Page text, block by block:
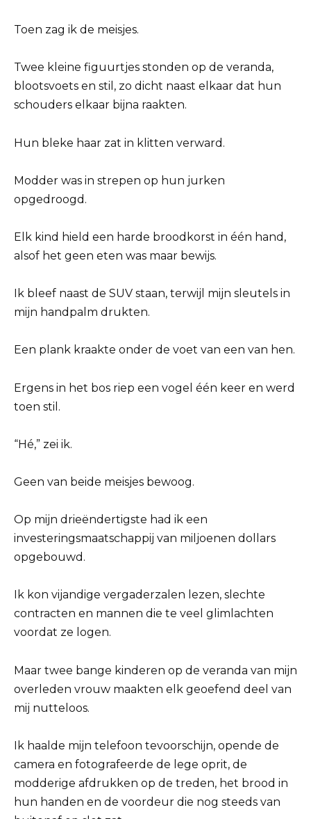
Toen zag ik de meisjes.
Twee kleine figuurtjes stonden op de veranda,
blootsvoets en stil, zo dicht naast elkaar dat hun
schouders elkaar bijna raakten.
Hun bleke haar zat in klitten verward.
Modder was in strepen op hun jurken
opgedroogd.
Elk kind hield een harde broodkorst in één hand,
alsof het geen eten was maar bewijs.
Ik bleef naast de SUV staan, terwijl mijn sleutels in
mijn handpalm drukten.
Een plank kraakte onder de voet van een van hen.
Ergens in het bos riep een vogel één keer en werd
toen stil.
“Hé,” zei ik.
Geen van beide meisjes bewoog.
Op mijn drieëndertigste had ik een
investeringsmaatschappij van miljoenen dollars
opgebouwd.
Ik kon vijandige vergaderzalen lezen, slechte
contracten en mannen die te veel glimlachten
voordat ze logen.
Maar twee bange kinderen op de veranda van mijn
overleden vrouw maakten elk geoefend deel van
mij nutteloos.
Ik haalde mijn telefoon tevoorschijn, opende de
camera en fotografeerde de lege oprit, de
modderige afdrukken op de treden, het brood in
hun handen en de voordeur die nog steeds van